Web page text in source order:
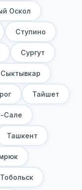
Оскол
Ступино
Сургут
Сыктывкар
Тайшет
Сале
Ташкент
Тобольск